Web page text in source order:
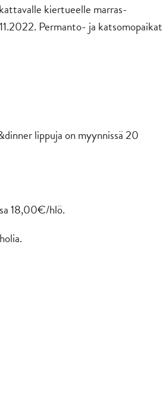
kiertueelle marras-
Permanto- ja katsomopaikat
lippuja on myynnissä 20
18,00€/hlö.